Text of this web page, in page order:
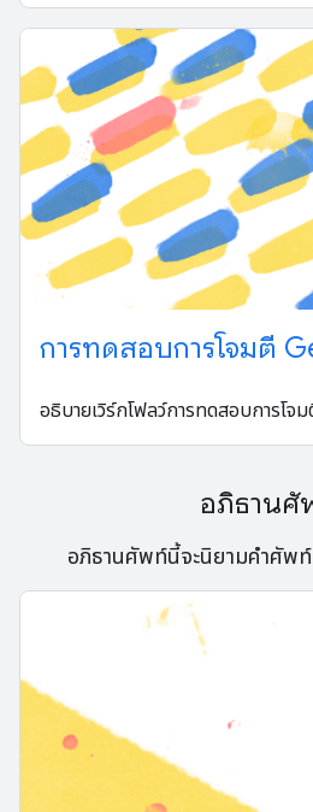
การทดสอบการโจมตี
อธิบายเวิร์กโฟลว์การทดสอบการโจม
อภิธานศั
อภิธานศัพท์นี้จะนิยามคำศัพ